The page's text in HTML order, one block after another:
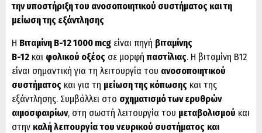
την υποστήριξη του ανοσοποιητικού συστήματος και τη
μείωση της εξάντλησης
Η Βιταμίνη Β-12 1000 mcg είναι πηγή βιταμίνης
Β-12 και φολικού οξέος σε μορφήπαστίλιας. Η βιταμίνη Β12
είναι σημαντική για τη λειτουργία του ανοσοποιητικού
συστήματος και για τη μείωση της κόπωσης και της
εξάντλησης. Συμβάλλει στο σχηματισμό των ερυθρών
αιμοσφαιρίων, στη σωστή λειτουργία του μεταβολισμού και
στην καλή λειτουργία του νευρικού συστήματος και